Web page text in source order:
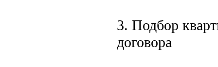
3. Подбор
договора